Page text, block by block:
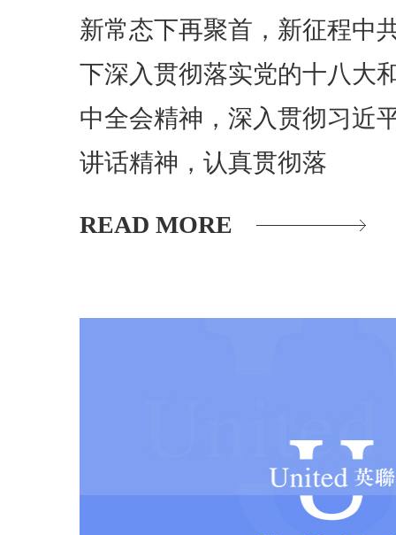
新常态下再聚首，新征程中
下深入贯彻落实党的十八大
中全会精神，深入贯彻习近
讲话精神，认真贯彻落
READ MORE